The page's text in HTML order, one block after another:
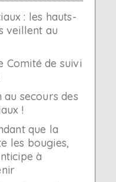
: les hauts-
veillent au
Comité de suivi
secours des
!
que la
les bougies,
à